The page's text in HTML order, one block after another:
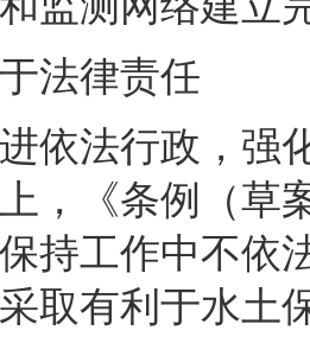
法律责任
依法行政 ， 强
，
《条例（
持工作中不依
取有利于水土